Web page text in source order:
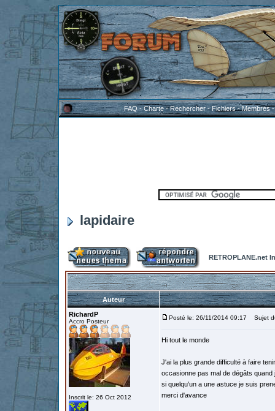
FAQ-Charte-Rechercher-Fichiers-Membres
lapidaire
RETROPLANE.net
Auteur
RichardP
Accro Posteur
Inscrit le: 26 Oct 2012
Posté le: 26/11/2014 09:17 Sujet
Hi tout le monde
J'ai la plus grande difficulté à faire
occasionne pas mal de dégâts
si quelqu'un a une astuce je suis
merci d'avance